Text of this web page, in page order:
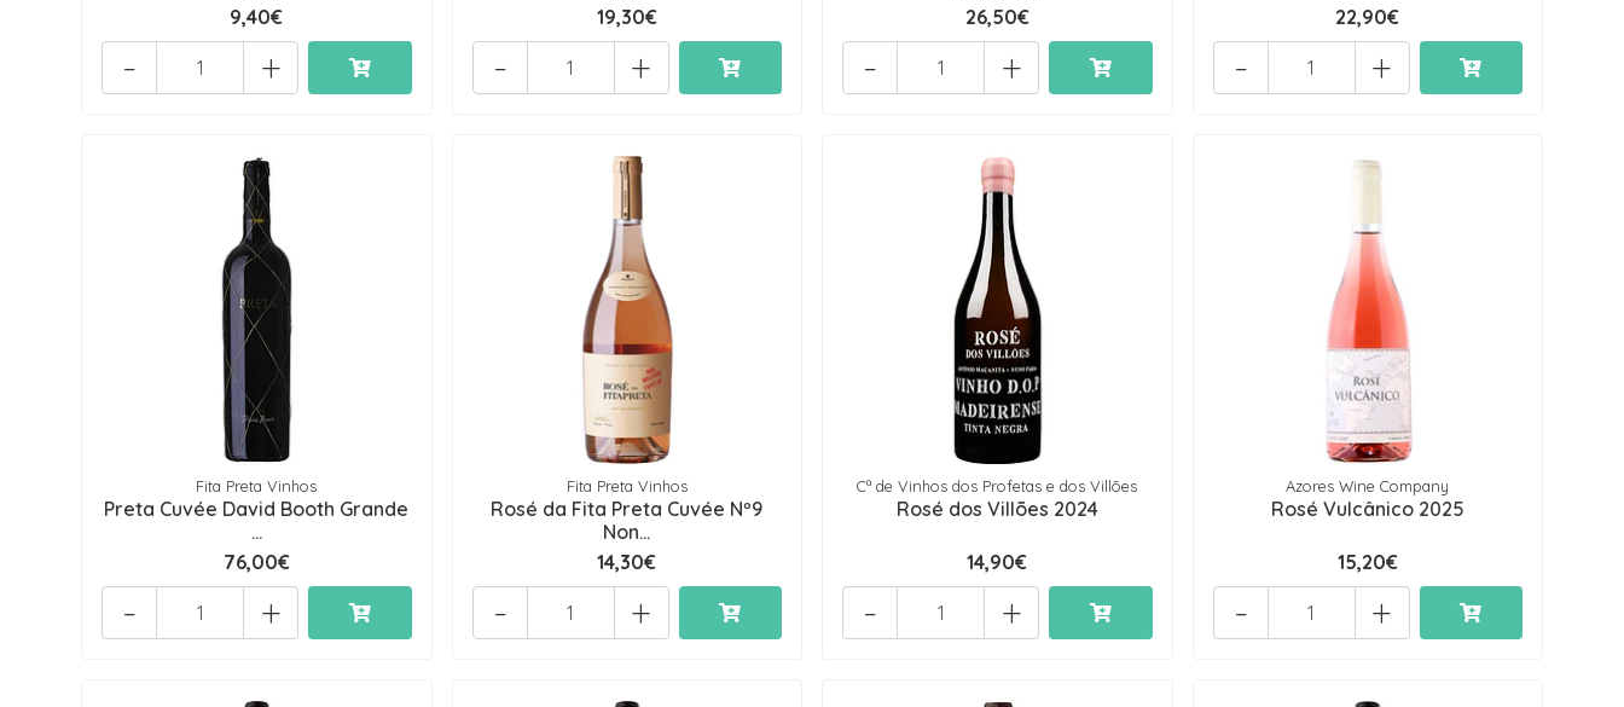
9,40€
+
-
19,30€
+
-
26,50€
+
-
22,90€
+
-
Fita Preta Vinhos
Preta Cuvée David Booth Grande
...
76,00€
+
-
Fita Preta Vinhos
Rosé da Fita Preta Cuvée Nº9
Non...
14,30€
+
-
Cª de Vinhos dos Profetas e dos Villões
Rosé dos Villões 2024
14,90€
+
-
Azores Wine Company
Rosé Vulcânico 2025
15,20€
+
-